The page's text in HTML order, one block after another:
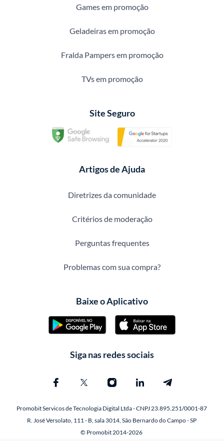
Games em promoção
Geladeiras em promoção
Fralda Pampers em promoção
TVs em promoção
Site Seguro
Artigos de Ajuda
Diretrizes da comunidade
Critérios de moderação
Perguntas frequentes
Problemas com sua compra?
Baixe o Aplicativo
Siga nas redes sociais
Promobit Servicos de Tecnologia Digital Ltda - CNPJ 23.895.251/0001-87
R. José Versolato, 111 - B, sala 3014, São Bernardo do Campo - SP
© Promobit 2014-2026